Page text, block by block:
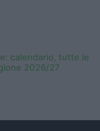
calendario, tutte le
2026/27